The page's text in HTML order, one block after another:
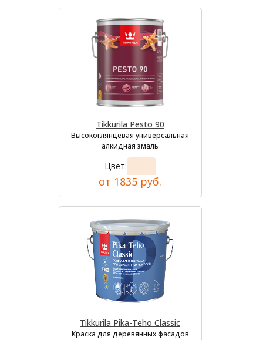
Tikkurila Pesto 90
Высокоглянцевая универсальная
алкидная эмаль
Цвет:
от 1835 руб.
Tikkurila Pika-Teho Classic
Краска для деревянных фасадов